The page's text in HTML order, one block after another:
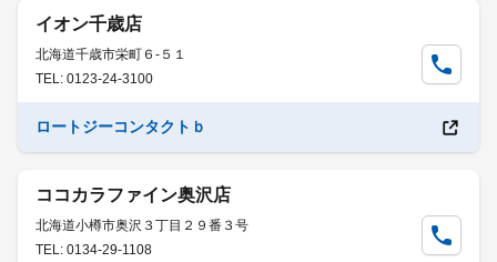
イオン千歳店
北海道千歳市栄町６-５１
TEL: 0123-24-3100
ロートジーコンタクトｂ
ココカラファイン奥沢店
北海道小樽市奥沢３丁目２９番３号
TEL: 0134-29-1108